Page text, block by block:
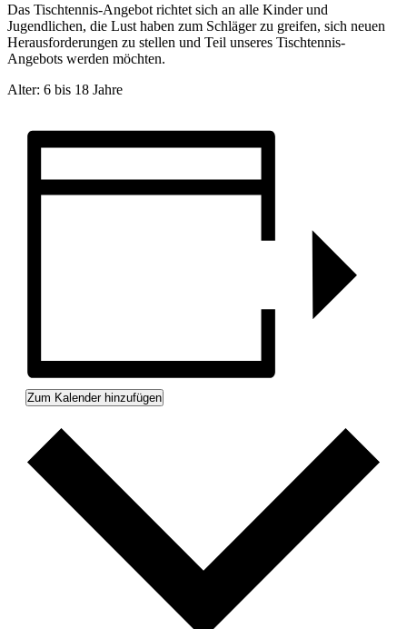
Das Tischtennis-Angebot richtet sich an alle Kinder und
Jugendlichen, die Lust haben zum Schläger zu greifen, sich neuen
Herausforderungen zu stellen und Teil unseres Tischtennis-
Angebots werden möchten.
Alter: 6 bis 18 Jahre
Zum Kalender hinzufügen